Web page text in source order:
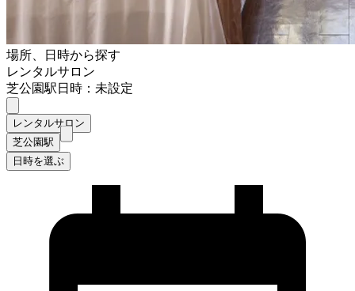
場所、日時から探す
レンタルサロン
芝公園駅日時：未設定
レンタルサロン
芝公園駅
日時を選ぶ